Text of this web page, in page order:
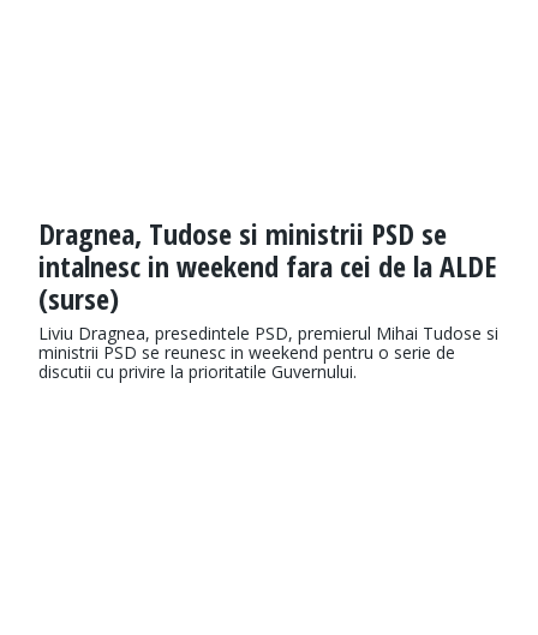
Dragnea, Tudose si ministrii PSD se
intalnesc in weekend fara cei de la ALDE
(surse)
Liviu Dragnea, presedintele PSD, premierul Mihai Tudose si
ministrii PSD se reunesc in weekend pentru o serie de
discutii cu privire la prioritatile Guvernului.